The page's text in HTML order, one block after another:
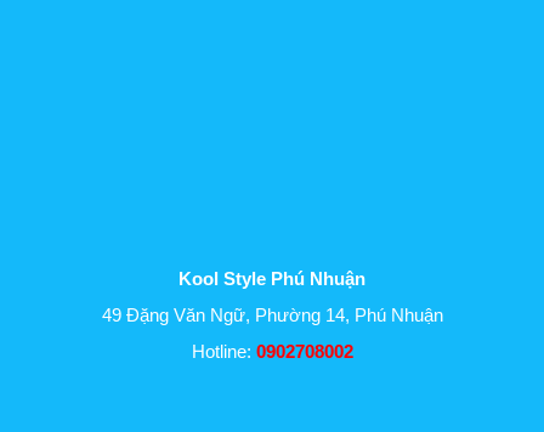
Kool Style Phú Nhuận
49 Đặng Văn Ngữ, Phường 14, Phú Nhuận
Hotline: 0902708002